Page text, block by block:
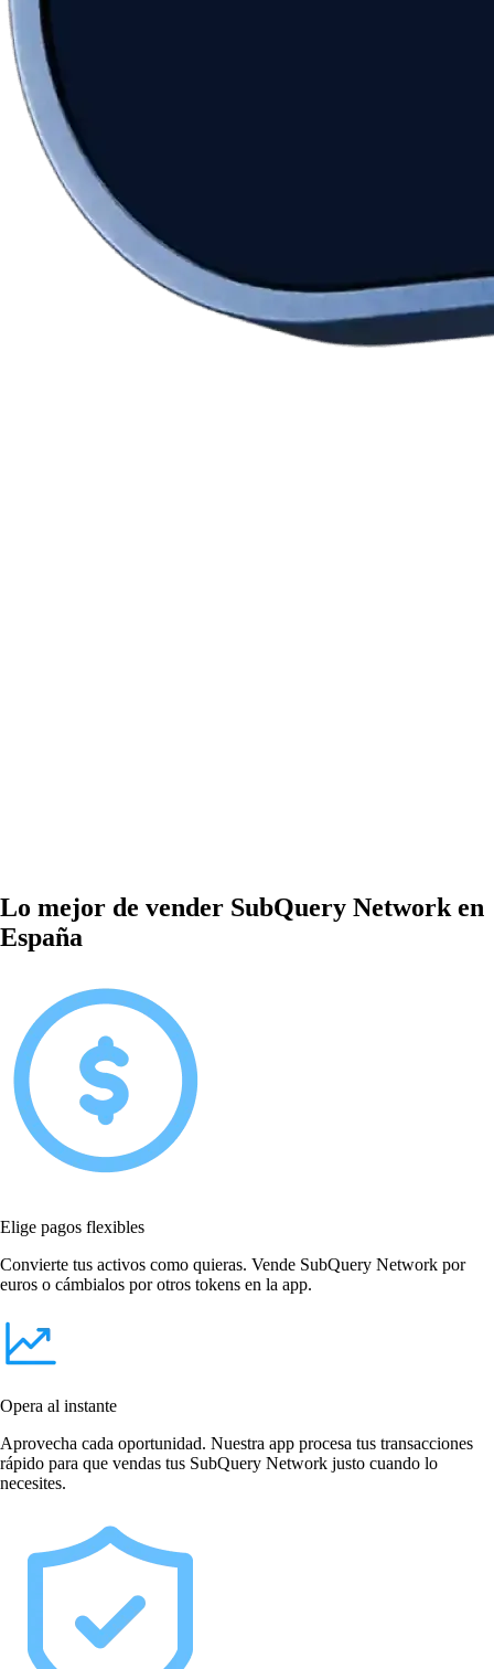
Lo mejor de vender SubQuery Network en
España
Elige pagos flexibles
Convierte tus activos como quieras. Vende SubQuery Network por
euros o cámbialos por otros tokens en la app.
Opera al instante
Aprovecha cada oportunidad. Nuestra app procesa tus transacciones
rápido para que vendas tus SubQuery Network justo cuando lo
necesites.